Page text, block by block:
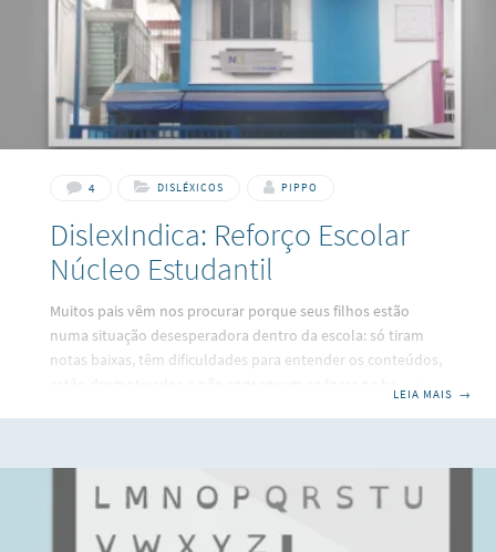
4 DISLÉXICOS PIPPO
DislexIndica: Reforço Escolar
Núcleo Estudantil
Muitos pais vêm nos procurar porque seus filhos estão
numa situação desesperadora dentro da escola: só tiram
notas baixas, têm dificuldades para entender os conteúdos,
melhorar o desempenho nos estudos. É com grande
prazer que eu indico o Núcleo Estudantil, uma escola de
reforço e aulas particulares que fica no bairro
LEIA MAIS →